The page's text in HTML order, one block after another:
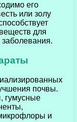
его
или золу
для
почвы.
гумусные
и